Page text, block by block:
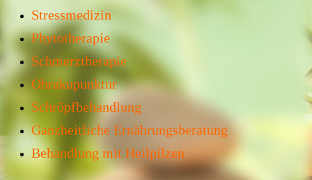
Stressmedizin
Phytotherapie
Schmerztherapie
Ohrakupunktur
Schröpfbehandlung
Ganzheitliche Ernährungsberatung
Behandlung mit Heilpilzen